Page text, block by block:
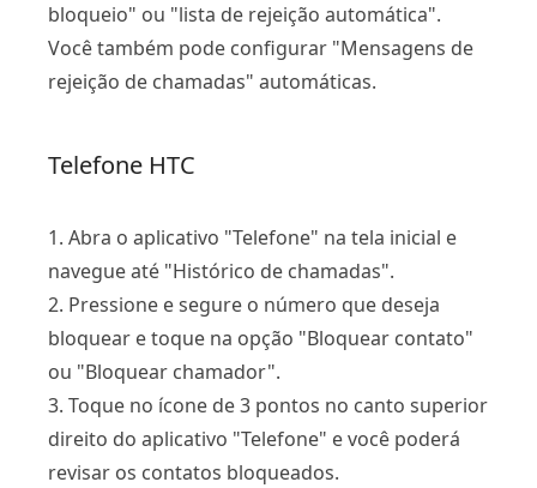
bloqueio" ou "lista de rejeição automática".
Você também pode configurar "Mensagens de
rejeição de chamadas" automáticas.
Telefone HTC
1. Abra o aplicativo "Telefone" na tela inicial e
navegue até "Histórico de chamadas".
2. Pressione e segure o número que deseja
bloquear e toque na opção "Bloquear contato"
ou "Bloquear chamador".
3. Toque no ícone de 3 pontos no canto superior
direito do aplicativo "Telefone" e você poderá
revisar os contatos bloqueados.